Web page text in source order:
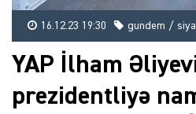
16.12.23 19:30 gundem /
YAP İlham
prezidentliyə